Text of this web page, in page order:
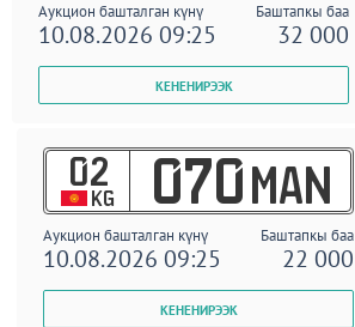
Аукцион башталган күнү Баштапкы баа
10.08.2026 09:25 32 000
02
KG 070 MAN
Аукцион башталган күнү Баштапкы баа
10.08.2026 09:25 22 000